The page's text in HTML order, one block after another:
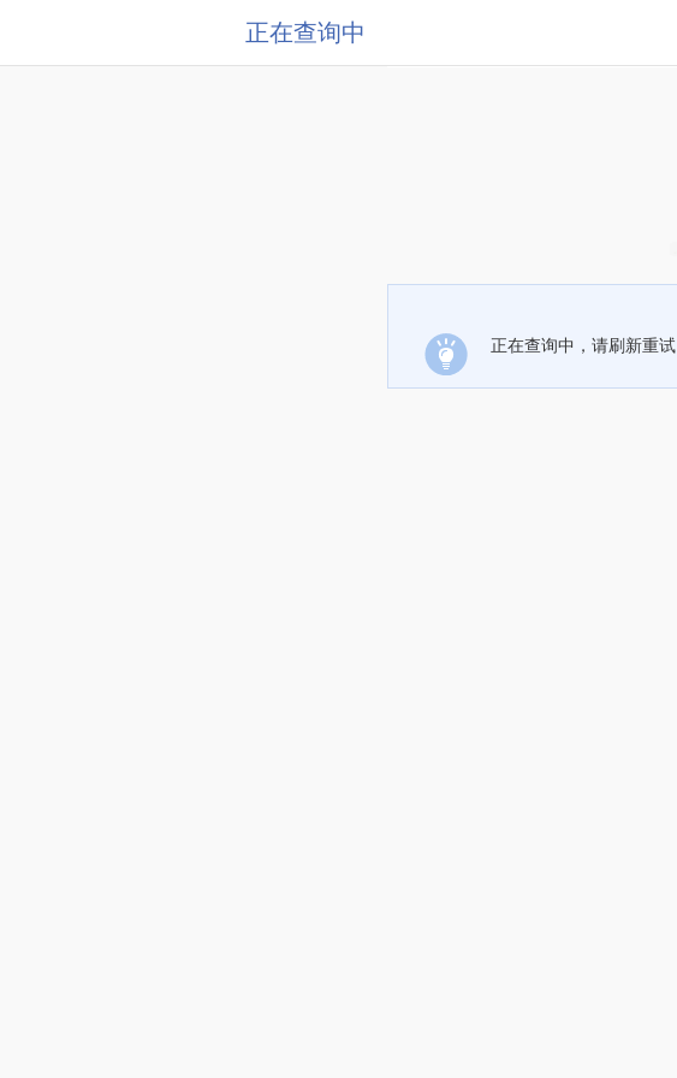
正在查询中
正在查询中，请刷新重试